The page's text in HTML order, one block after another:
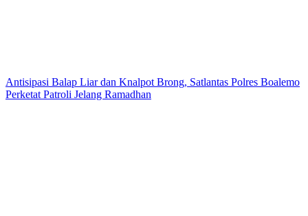
Antisipasi Balap Liar dan Knalpot Brong, Satlantas Polres Boalemo
Perketat Patroli Jelang Ramadhan